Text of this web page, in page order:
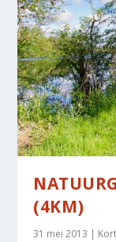
(4KM)
31 mei 2013 |